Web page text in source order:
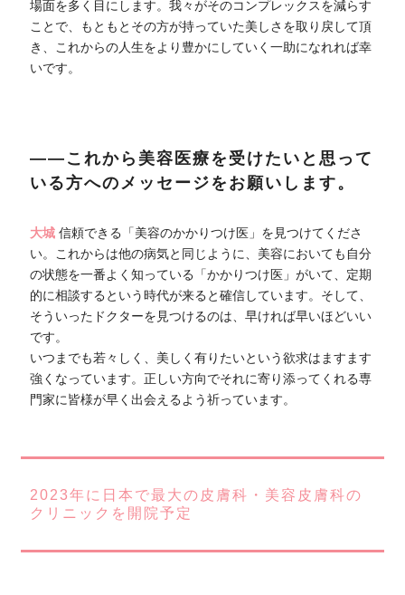
場面を多く目にします。我々がそのコンプレックスを減らす
ことで、もともとその方が持っていた美しさを取り戻して頂
き、これからの人生をより豊かにしていく一助になれれば幸
いです。
――これから美容医療を受けたいと思って
いる方へのメッセージをお願いします。
大城信頼できる「美容のかかりつけ医」を見つけてくださ
い。これからは他の病気と同じように、美容においても自分
の状態を一番よく知っている「かかりつけ医」がいて、定期
的に相談するという時代が来ると確信しています。そして、
そういったドクターを見つけるのは、早ければ早いほどいい
です。
いつまでも若々しく、美しく有りたいという欲求はますます
強くなっています。正しい方向でそれに寄り添ってくれる専
門家に皆様が早く出会えるよう祈っています。
2023年に日本で最大の皮膚科・美容皮膚科の
クリニックを開院予定